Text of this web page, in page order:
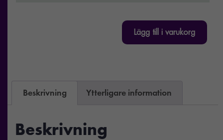
Lägg till i varukorg
Beskrivning Ytterligare information
Beskrivning